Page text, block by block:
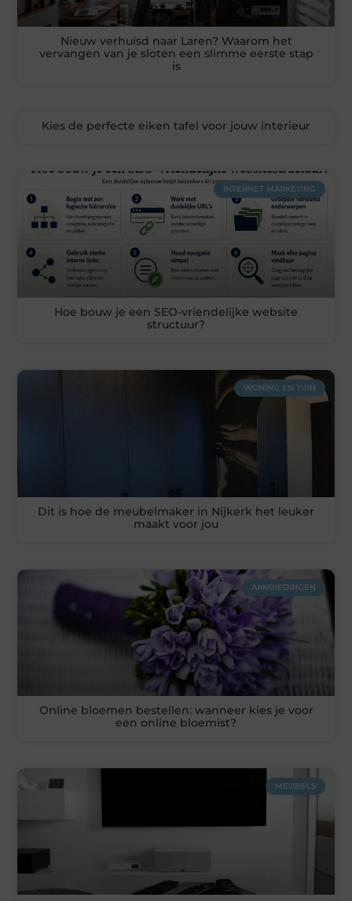
Nieuw verhuisd naar Laren? Waarom het
vervangen van je sloten een slimme eerste stap
is
Kies de perfecte eiken tafel voor jouw interieur
INTERNET MARKETING
Hoe bouw je een SEO-vriendelijke website
structuur?
WONING EN TUIN
Dit is hoe de meubelmaker in Nijkerk het leuker
maakt voor jou
AANBIEDINGEN
Online bloemen bestellen: wanneer kies je voor
een online bloemist?
MEUBELS